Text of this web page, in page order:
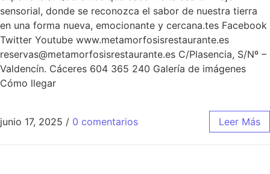
sensorial, donde se reconozca el sabor de nuestra tierra
en una forma nueva, emocionante y cercana.tes Facebook
Twitter Youtube www.metamorfosisrestaurante.es
reservas@metamorfosisrestaurante.es C/Plasencia, S/Nº –
Valdencín. Cáceres 604 365 240 Galería de imágenes
Cómo llegar
junio 17, 2025 / 0 comentarios Leer Más